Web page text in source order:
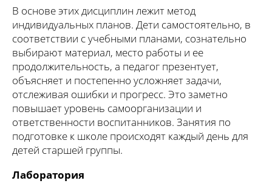
В основе этих дисциплин лежит метод
индивидуальных планов. Дети самостоятельно, в
соответствии с учебными планами, сознательно
выбирают материал, место работы и ее
продолжительность, а педагог презентует,
объясняет и постепенно усложняет задачи,
отслеживая ошибки и прогресс. Это заметно
повышает уровень самоорганизации и
ответственности воспитанников. Занятия по
подготовке к школе происходят каждый день для
детей старшей группы.
Лаборатория